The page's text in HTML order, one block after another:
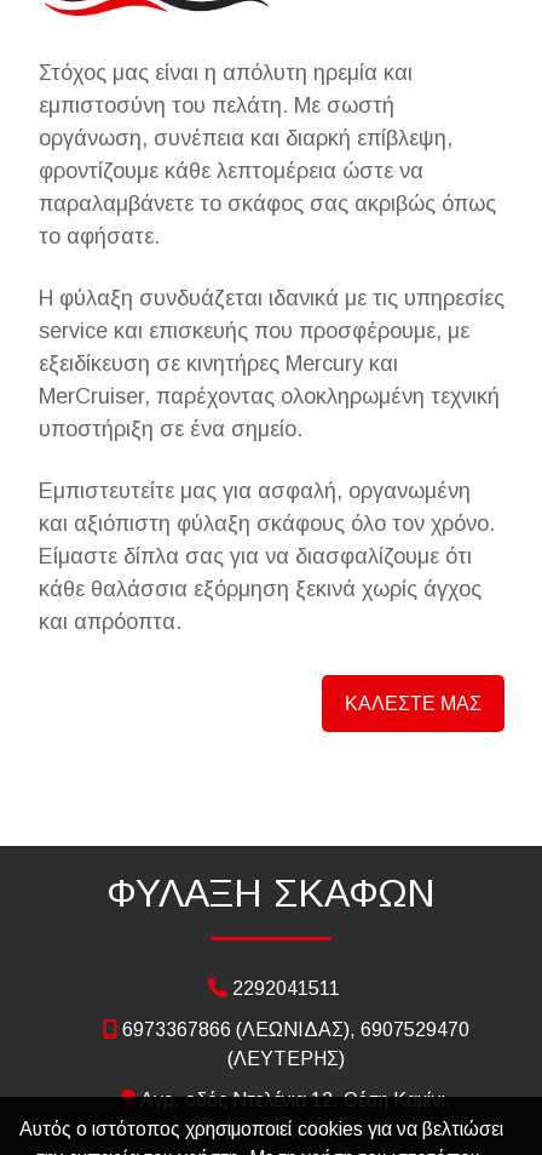
Στόχος μας είναι η απόλυτη ηρεμία και
εμπιστοσύνη του πελάτη. Με σωστή
οργάνωση, συνέπεια και διαρκή επίβλεψη,
φροντίζουμε κάθε λεπτομέρεια ώστε να
παραλαμβάνετε το σκάφος σας ακριβώς όπως
το αφήσατε.
Η φύλαξη συνδυάζεται ιδανικά με τις υπηρεσίες
service και επισκευής που προσφέρουμε, με
εξειδίκευση σε κινητήρες Mercury και
MerCruiser, παρέχοντας ολοκληρωμένη τεχνική
υποστήριξη σε ένα σημείο.
Εμπιστευτείτε μας για ασφαλή, οργανωμένη
και αξιόπιστη φύλαξη σκάφους όλο τον χρόνο.
Είμαστε δίπλα σας για να διασφαλίζουμε ότι
κάθε θαλάσσια εξόρμηση ξεκινά χωρίς άγχος
και απρόοπτα.
ΚΑΛΕΣΤΕ ΜΑΣ
ΦΥΛΑΞΗ ΣΚΑΦΩΝ
2292041511
6973367866 (ΛΕΩΝΙΔΑΣ), 6907529470
(ΛΕΥΤΕΡΗΣ)
Αγρ. οδός Ντελένια 12, Θέση Καμίνι,
Τουρκοελιές, Κερατέα
Αυτός ο ιστότοπος χρησιμοποιεί cookies για να βελτιώσει